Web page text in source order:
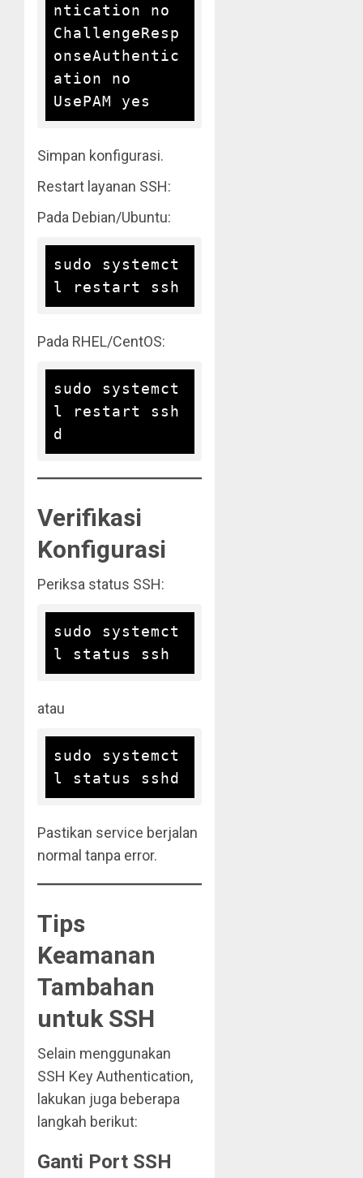
ntication no
ChallengeResp
onseAuthentic
ation no
Simpan konfigurasi.
Restart layanan SSH:
Pada Debian/Ubuntu:
sudo systemct
Pada RHEL/CentOS:
sudo systemct
l restart ssh
Verifikasi
Konfigurasi
Periksa status SSH:
sudo systemct
atau
sudo systemct
Pastikan service berjalan
normal tanpa error.
Tips
Keamanan
Tambahan
untuk SSH
Selain menggunakan
SSH Key Authentication,
lakukan juga beberapa
langkah berikut:
Ganti Port SSH